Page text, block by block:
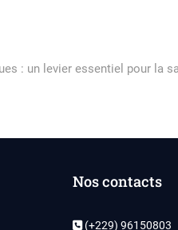
: un levier essentiel pour la
Nos contacts
(+229) 96150803